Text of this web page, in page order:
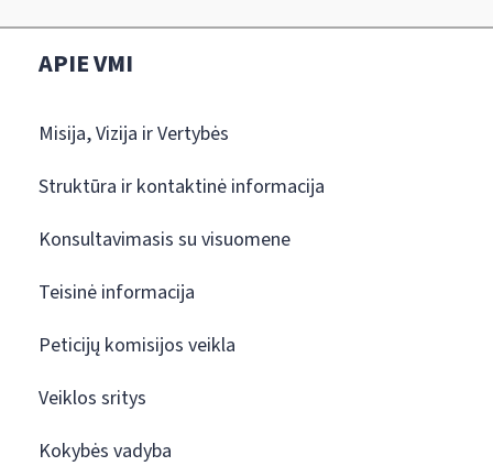
APIE VMI
Misija, Vizija ir Vertybės
Struktūra ir kontaktinė informacija
Konsultavimasis su visuomene
Teisinė informacija
Peticijų komisijos veikla
Veiklos sritys
Kokybės vadyba